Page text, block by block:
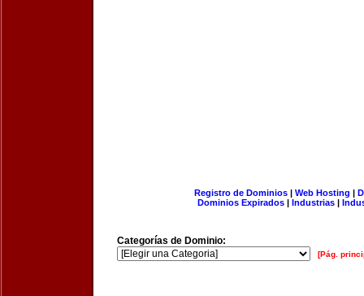
Registro de Dominios| Web Hosting |
Dominios Expirados | Industrias |
Categorías de Dominio:
[Pág.